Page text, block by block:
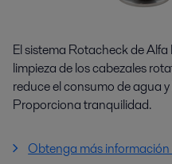
El sistema Rotacheck de
limpieza de los cabezales
reduce el consumo de agua
Proporciona tranquilidad.
Obtenga más